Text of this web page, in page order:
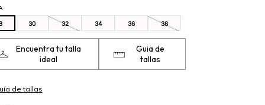
30 32 34 36 38
Encuentra tu talla
ideal
Guia de
tallas